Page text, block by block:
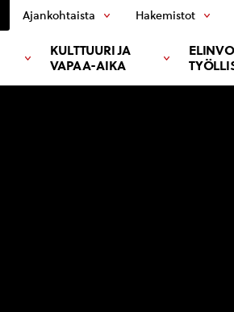
KULTTUURI JA
VAPAA-AIKA
Ajankohtaista Hakemistot